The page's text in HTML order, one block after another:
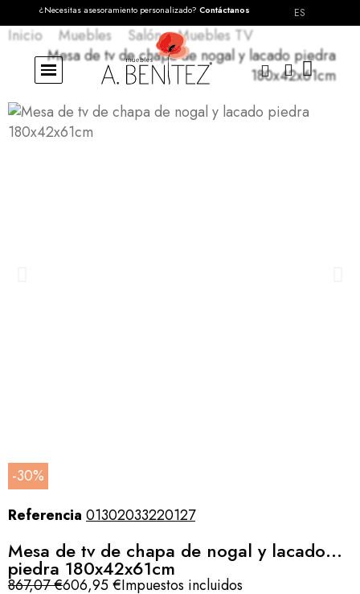
¿Necesitas asesoramiento personalizado? Contáctanos ES
Inicio Muebles Salón
Muebles TV
Mesa de tv de chapa de nogal y lacado piedra
180x42x61cm
-30%
Referencia 01302033220127
Mesa de tv de chapa de nogal y lacado
piedra 180x42x61cm
867,07 €606,95 €Impuestos incluidos